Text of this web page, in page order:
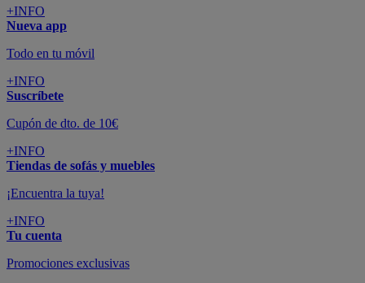
+INFO
Nueva app
Todo en tu móvil
+INFO
Suscríbete
Cupón de dto. de 10€
+INFO
Tiendas de sofás y muebles
¡Encuentra la tuya!
+INFO
Tu cuenta
Promociones exclusivas